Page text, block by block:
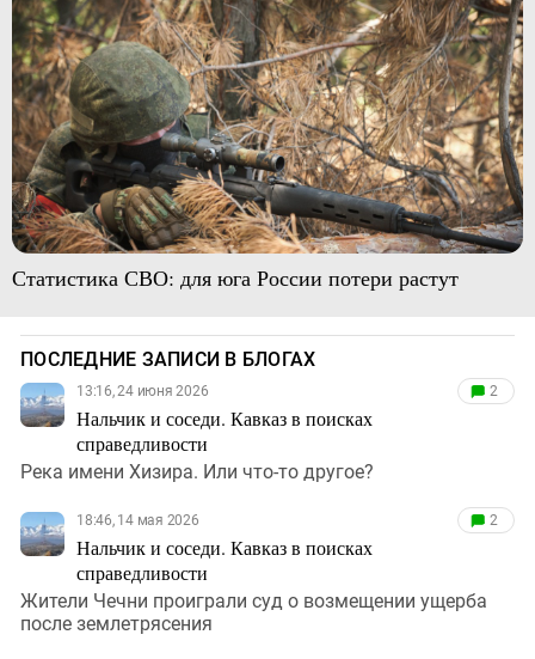
Статистика СВО: для юга России потери растут
ПОСЛЕДНИЕ ЗАПИСИ В БЛОГАХ
13:16, 24 июня 2026
Нальчик и соседи. Кавказ в поисках
справедливости
2
Река имени Хизира. Или что-то другое?
18:46, 14 мая 2026
Нальчик и соседи. Кавказ в поисках
справедливости
2
Жители Чечни проиграли суд о возмещении ущерба
после землетрясения